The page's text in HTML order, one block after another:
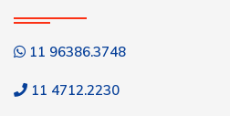
11 96386.3748
11 4712.2230